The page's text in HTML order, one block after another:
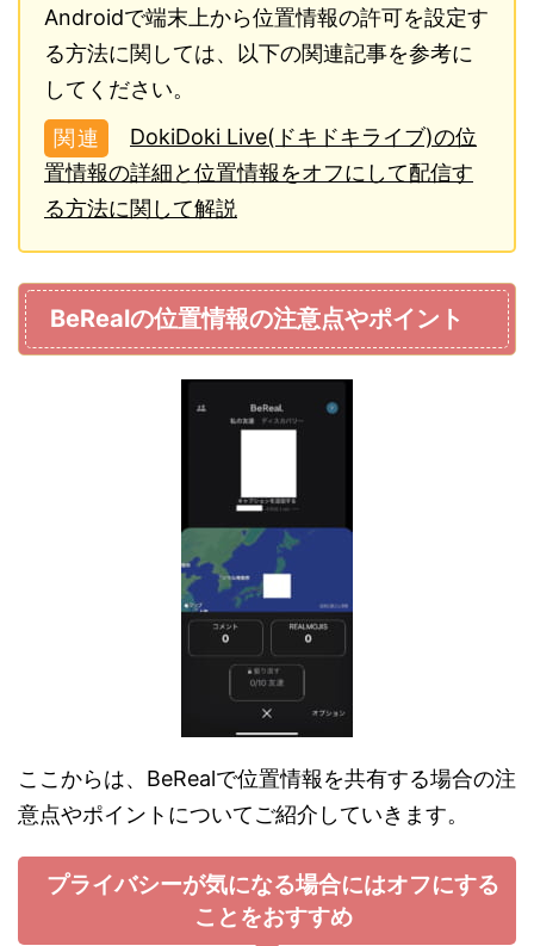
Androidで端末上から位置情報の許可を設定す
る方法に関しては、以下の関連記事を参考に
してください。
DokiDoki Live(ドキドキライブ)の位
置情報の詳細と位置情報をオフにして配信す
る方法に関して解説
BeRealの位置情報の注意点やポイント
ここからは、BeRealで位置情報を共有する場合の注
意点やポイントについてご紹介していきます。
プライバシーが気になる場合にはオフにする
ことをおすすめ